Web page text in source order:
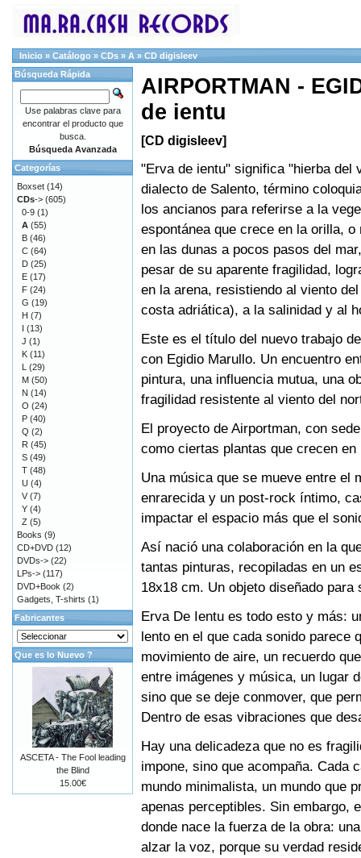
Inicio » Catálogo » CDs » A » CD digisleev
AIRPORTMAN -
de ientu
[CD digisleev]
"Erva de ientu" significa "hierba del
dialecto de Salento, término
los ancianos para referirse a la
espontánea que crece en la orilla, o
en las dunas a pocos pasos del
pesar de su aparente fragilidad,
en la arena, resistiendo al viento
costa adriática), a la salinidad y al
Este es el título del nuevo trabajo
con Egidio Marullo. Un encuentro
pintura, una influencia mutua, una
fragilidad resistente al viento del
El proyecto de Airportman, con
como ciertas plantas que crecen
Una música que se mueve entre el
enrarecida y un post-rock íntimo,
impactar el espacio más que el
Así nació una colaboración en la
tantas pinturas, recopiladas en un
18x18 cm. Un objeto diseñado
Erva De Ientu es todo esto y más:
lento en el que cada sonido parece
movimiento de aire, un recuerdo
entre imágenes y música, un lugar
sino que se deje conmover, que
Dentro de esas vibraciones que
Hay una delicadeza que no es
impone, sino que acompaña. Cada
mundo minimalista, un mundo que
apenas perceptibles. Sin embargo,
donde nace la fuerza de la obra:
alzar la voz, porque su verdad
Búsqueda Rápida
Use palabras clave para
encontrar el producto que
busca.
Búsqueda Avanzada
Categorías
Boxset (14)
CDs-> (605)
0-9 (1)
A (55)
B (46)
C (64)
D (25)
E (17)
F (24)
G (19)
H (7)
I (13)
J (1)
K (11)
L (29)
M (50)
N (14)
O (24)
P (40)
Q (2)
R (45)
S (49)
T (48)
U (4)
V (7)
Y (4)
Z (5)
Books (9)
CD+DVD (12)
DVDs-> (22)
LPs-> (117)
DVD+Book (2)
Gadgets, T-shirts (1)
Fabricantes
Que es lo Nuevo ?
ASCETA - The Fool leading
the Blind
15.00€